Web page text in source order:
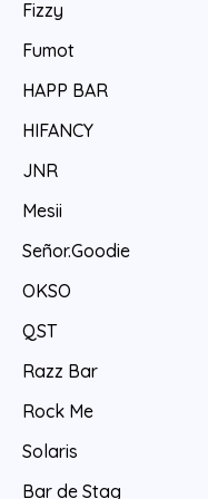
Fizzy
Fumot
HAPP BAR
HIFANCY
JNR
Mesii
Señor.Goodie
OKSO
QST
Razz Bar
Rock Me
Solaris
Bar de Stag